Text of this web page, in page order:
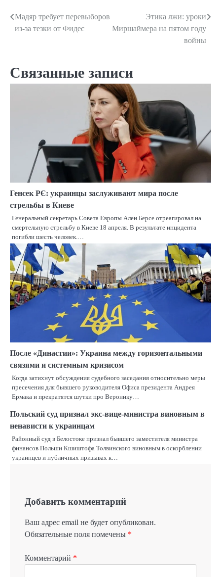
Навигация
Мадяр требует перевыборов
из-за тезки от Фидес
Этика лжи: уроки
Миршаймера на пятом году
войны
Связанные записи
Генсек РЄ: украинцы заслуживают мира после
стрельбы в Киеве
Генеральный секретарь Совета Европы Ален Берсе отреагировал на
смертельную стрельбу в Киеве 18 апреля. В результате инцидента
погибли шесть человек.…
После «Династии»: Украина между горизонтальными
связями и системным кризисом
Когда затихнут обсуждения судебного заседания относительно меры
пресечения для бывшего руководителя Офиса президента Андрея
Ермака и прекратятся шутки про Веронику…
Польский суд признал экс-вице-министра виновным в
ненависти к украинцам
Районный суд в Белостоке признал бывшего заместителя министра
финансов Польши Кшиштофа Толвинского виновным в оскорблении
украинцев и публичных призывах к…
Добавить комментарий
Ваш адрес email не будет опубликован.
Обязательные поля помечены *
Комментарий *